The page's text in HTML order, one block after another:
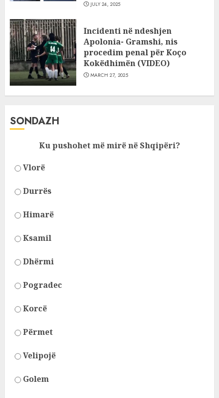
JULY 24, 2025
Incidenti në ndeshjen
Apolonia- Gramshi, nis
procedim penal për Koço
Kokëdhimën (VIDEO)
MARCH 27, 2025
SONDAZH
Ku pushohet më mirë në Shqipëri?
Vlorë
Durrës
Himarë
Ksamil
Dhërmi
Pogradec
Korcë
Përmet
Velipojë
Golem